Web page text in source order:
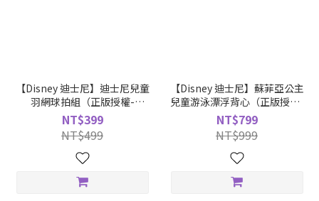
【Disney 迪士尼】迪士尼兒童
羽網球拍組（正版授權-
MESUCA麥斯卡／彈力球拍
組）
NT$399
NT$499
【Disney 迪士尼】蘇菲亞公主
兒童游泳漂浮背心（正版授權-
MESUCA麥斯卡／初學者適
用、游泳浮力衣、漂浮背心）
NT$799
NT$999